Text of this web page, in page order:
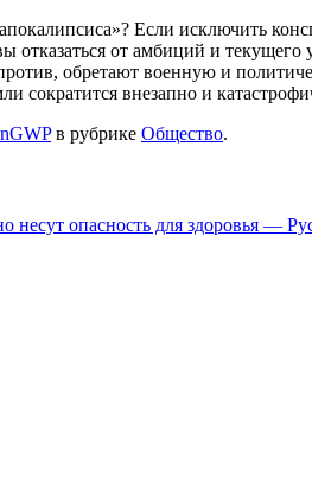
Если исключить
отказаться от амбиций и
обретают военную и
сократится внезапно и
в рубрике Общество.
опасность для здоровья —